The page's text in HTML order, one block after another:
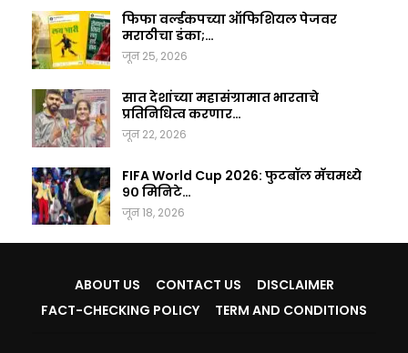
फिफा वर्ल्डकपच्या ऑफिशियल पेजवर
मराठीचा डंका;…
जून 25, 2026
सात देशांच्या महासंग्रामात भारताचे
प्रतिनिधित्व करणार…
जून 22, 2026
FIFA World Cup 2026: फुटबॉल मॅचमध्ये
९० मिनिटे…
जून 18, 2026
ABOUT US CONTACT US
DISCLAIMER
FACT-CHECKING POLICY
TERM AND CONDITIONS